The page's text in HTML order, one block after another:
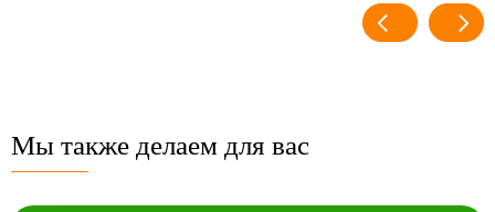
Мы также делаем для вас